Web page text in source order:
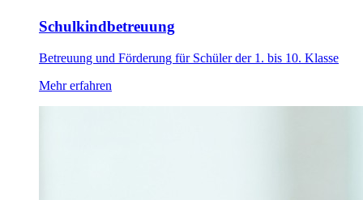
Schulkindbetreuung
Betreuung und Förderung für Schüler der 1. bis 10. Klasse
Mehr erfahren